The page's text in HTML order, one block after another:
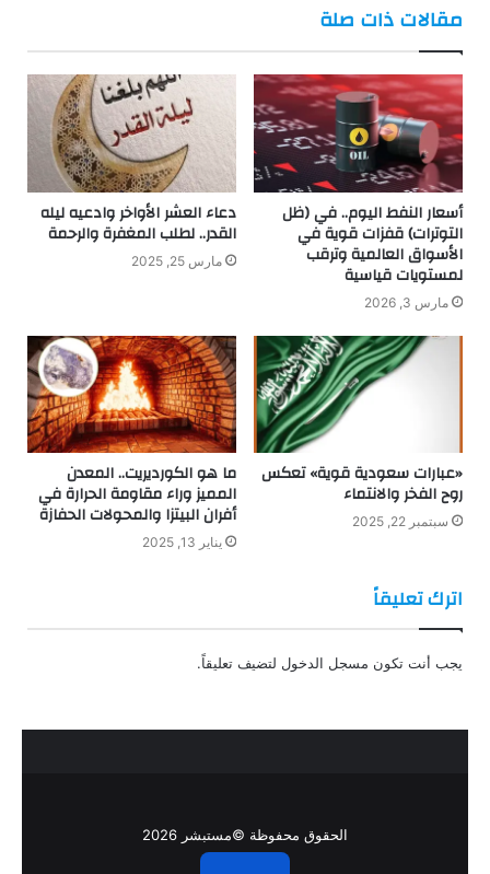
مقالات ذات صلة
أسعار النفط اليوم.. في (ظل
التوترات) قفزات قوية في
الأسواق العالمية وترقب
لمستويات قياسية
مارس 3, 2026
دعاء العشر الأواخر وادعيه ليله
القدر.. لطلب المغفرة والرحمة
مارس 25, 2025
«عبارات سعودية قوية» تعكس
روح الفخر والانتماء
سبتمبر 22, 2025
ما هو الكورديريت.. المعدن
المميز وراء مقاومة الحرارة في
أفران البيتزا والمحولات الحفازة
يناير 13, 2025
اترك تعليقاً
يجب أنت تكون مسجل الدخول لتضيف تعليقاً.
الحقوق محفوظة ©مستبشر 2026